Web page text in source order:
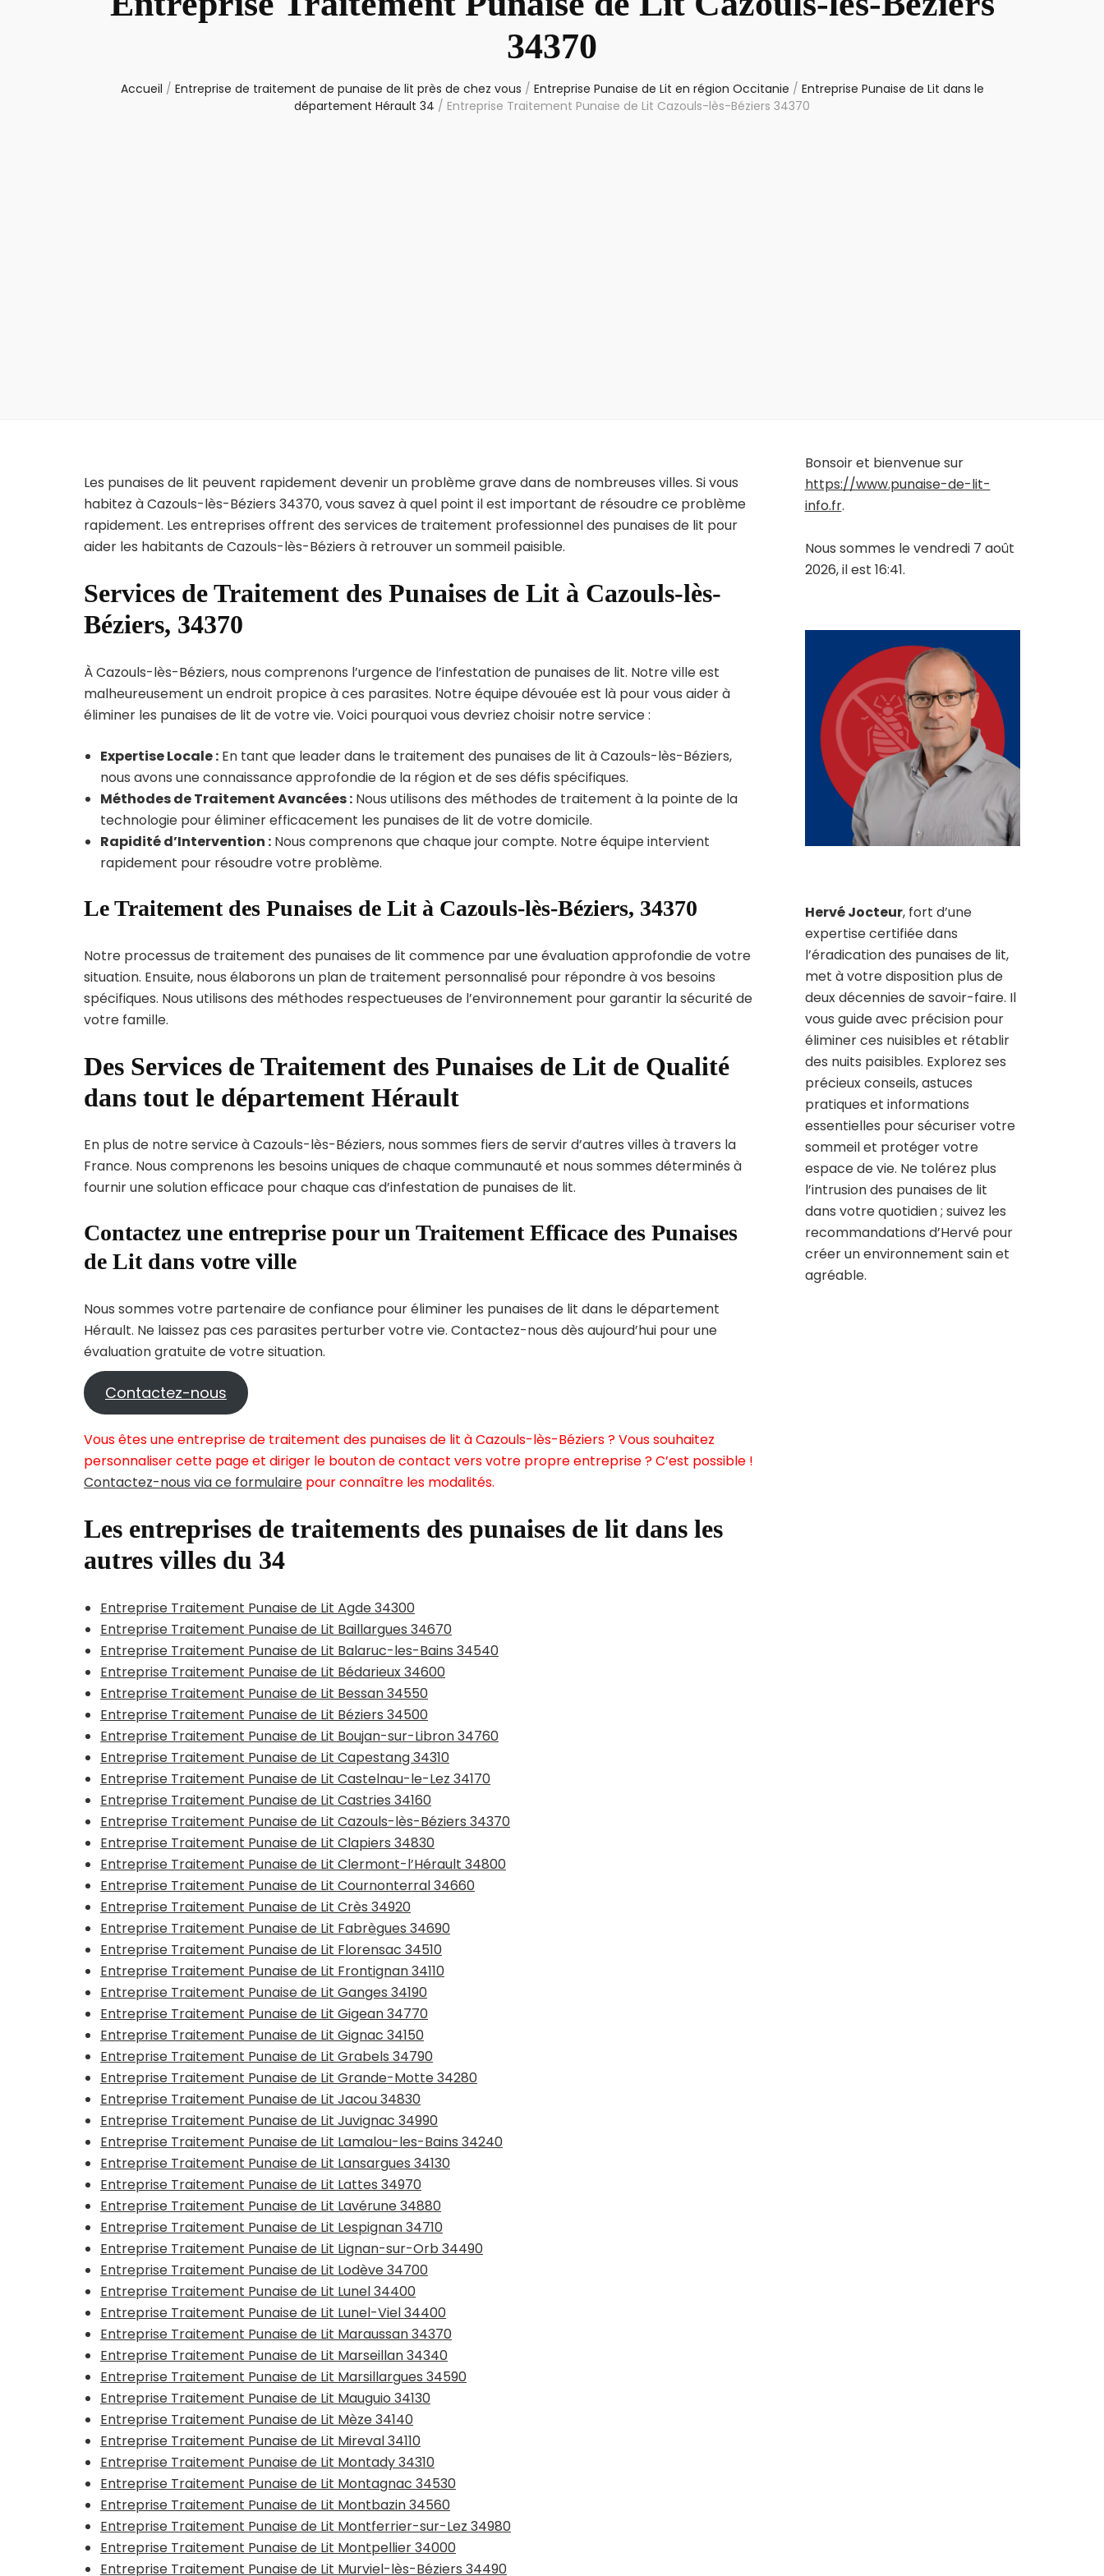
34370
Accueil / Entreprise de traitement de punaise de lit près de chez vous / Entreprise Punaise de Lit en région Occitanie / Entreprise Punaise de Lit dans le
département Hérault 34 / Entreprise Traitement Punaise de Lit Cazouls-lès-Béziers 34370
Les punaises de lit peuvent rapidement devenir un problème grave dans de nombreuses villes. Si vous
habitez à Cazouls-lès-Béziers 34370, vous savez à quel point il est important de résoudre ce problème
rapidement. Les entreprises offrent des services de traitement professionnel des punaises de lit pour
aider les habitants de Cazouls-lès-Béziers à retrouver un sommeil paisible.
Services de Traitement des Punaises de Lit à Cazouls-lès-
Béziers, 34370
À Cazouls-lès-Béziers, nous comprenons l’urgence de l’infestation de punaises de lit. Notre ville est
malheureusement un endroit propice à ces parasites. Notre équipe dévouée est là pour vous aider à
éliminer les punaises de lit de votre vie. Voici pourquoi vous devriez choisir notre service :
Expertise Locale : En tant que leader dans le traitement des punaises de lit à Cazouls-lès-Béziers,
nous avons une connaissance approfondie de la région et de ses défis spécifiques.
Méthodes de Traitement Avancées : Nous utilisons des méthodes de traitement à la pointe de la
technologie pour éliminer efficacement les punaises de lit de votre domicile.
Rapidité d’Intervention : Nous comprenons que chaque jour compte. Notre équipe intervient
rapidement pour résoudre votre problème.
Le Traitement des Punaises de Lit à Cazouls-lès-Béziers, 34370
Notre processus de traitement des punaises de lit commence par une évaluation approfondie de votre
situation. Ensuite, nous élaborons un plan de traitement personnalisé pour répondre à vos besoins
spécifiques. Nous utilisons des méthodes respectueuses de l’environnement pour garantir la sécurité de
votre famille.
Des Services de Traitement des Punaises de Lit de Qualité
dans tout le département Hérault
En plus de notre service à Cazouls-lès-Béziers, nous sommes fiers de servir d’autres villes à travers la
France. Nous comprenons les besoins uniques de chaque communauté et nous sommes déterminés à
fournir une solution efficace pour chaque cas d’infestation de punaises de lit.
Contactez une entreprise pour un Traitement Efficace des Punaises
de Lit dans votre ville
Nous sommes votre partenaire de confiance pour éliminer les punaises de lit dans le département
Hérault. Ne laissez pas ces parasites perturber votre vie. Contactez-nous dès aujourd’hui pour une
évaluation gratuite de votre situation.
Contactez-nous
Vous êtes une entreprise de traitement des punaises de lit à Cazouls-lès-Béziers ? Vous souhaitez
personnaliser cette page et diriger le bouton de contact vers votre propre entreprise ? C’est possible !
Contactez-nous via ce formulaire pour connaître les modalités.
Les entreprises de traitements des punaises de lit dans les
autres villes du 34
Entreprise Traitement Punaise de Lit Agde 34300
Entreprise Traitement Punaise de Lit Baillargues 34670
Entreprise Traitement Punaise de Lit Balaruc-les-Bains 34540
Entreprise Traitement Punaise de Lit Bédarieux 34600
Entreprise Traitement Punaise de Lit Bessan 34550
Entreprise Traitement Punaise de Lit Béziers 34500
Entreprise Traitement Punaise de Lit Boujan-sur-Libron 34760
Entreprise Traitement Punaise de Lit Capestang 34310
Entreprise Traitement Punaise de Lit Castelnau-le-Lez 34170
Entreprise Traitement Punaise de Lit Castries 34160
Entreprise Traitement Punaise de Lit Cazouls-lès-Béziers 34370
Entreprise Traitement Punaise de Lit Clapiers 34830
Entreprise Traitement Punaise de Lit Clermont-l’Hérault 34800
Entreprise Traitement Punaise de Lit Cournonterral 34660
Entreprise Traitement Punaise de Lit Crès 34920
Entreprise Traitement Punaise de Lit Fabrègues 34690
Entreprise Traitement Punaise de Lit Florensac 34510
Entreprise Traitement Punaise de Lit Frontignan 34110
Entreprise Traitement Punaise de Lit Ganges 34190
Entreprise Traitement Punaise de Lit Gigean 34770
Entreprise Traitement Punaise de Lit Gignac 34150
Entreprise Traitement Punaise de Lit Grabels 34790
Entreprise Traitement Punaise de Lit Grande-Motte 34280
Entreprise Traitement Punaise de Lit Jacou 34830
Entreprise Traitement Punaise de Lit Juvignac 34990
Entreprise Traitement Punaise de Lit Lamalou-les-Bains 34240
Entreprise Traitement Punaise de Lit Lansargues 34130
Entreprise Traitement Punaise de Lit Lattes 34970
Entreprise Traitement Punaise de Lit Lavérune 34880
Entreprise Traitement Punaise de Lit Lespignan 34710
Entreprise Traitement Punaise de Lit Lignan-sur-Orb 34490
Entreprise Traitement Punaise de Lit Lodève 34700
Entreprise Traitement Punaise de Lit Lunel 34400
Entreprise Traitement Punaise de Lit Lunel-Viel 34400
Entreprise Traitement Punaise de Lit Maraussan 34370
Entreprise Traitement Punaise de Lit Marseillan 34340
Entreprise Traitement Punaise de Lit Marsillargues 34590
Entreprise Traitement Punaise de Lit Mauguio 34130
Entreprise Traitement Punaise de Lit Mèze 34140
Entreprise Traitement Punaise de Lit Mireval 34110
Entreprise Traitement Punaise de Lit Montady 34310
Entreprise Traitement Punaise de Lit Montagnac 34530
Entreprise Traitement Punaise de Lit Montbazin 34560
Entreprise Traitement Punaise de Lit Montferrier-sur-Lez 34980
Entreprise Traitement Punaise de Lit Montpellier 34000
Entreprise Traitement Punaise de Lit Murviel-lès-Béziers 34490
Bonsoir et bienvenue sur
https://www.punaise-de-lit-
info.fr.
Nous sommes le vendredi 7 août
2026, il est 16:41.
Hervé Jocteur, fort d’une
expertise certifiée dans
l’éradication des punaises de lit,
met à votre disposition plus de
deux décennies de savoir-faire. Il
vous guide avec précision pour
éliminer ces nuisibles et rétablir
des nuits paisibles. Explorez ses
précieux conseils, astuces
pratiques et informations
essentielles pour sécuriser votre
sommeil et protéger votre
espace de vie. Ne tolérez plus
l’intrusion des punaises de lit
dans votre quotidien ; suivez les
recommandations d’Hervé pour
créer un environnement sain et
agréable.